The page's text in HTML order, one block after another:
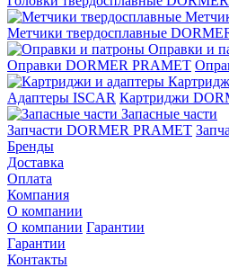
Метчики твердосплавные
Оправки и
Оправки DORMER PRAMET
Адаптеры ISCAR Картриджи
Запасные части
Запчасти DORMER PRAMET
Бренды
Доставка
Оплата
Компания
О компании
О компании Гарантии
Гарантии
Контакты